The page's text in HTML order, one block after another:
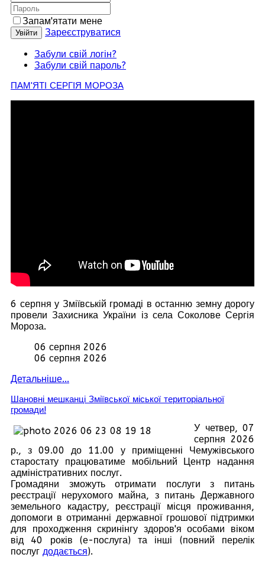
Запам'ятати мене
Увійти
Зареєструватися
Забули свій логін?
Забули свій пароль?
ПАМ'ЯТІ СЕРГІЯ МОРОЗА
6 серпня у Зміївській громаді в останню земну дорогу
провели Захисника України із села Соколове Сергія
Мороза.
06 серпня 2026
06 серпня 2026
Детальніше...
Шановні мешканці Зміївської міської територіальної
громади!
У четвер, 07
серпня 2026
р., з 09.00 до 11.00 у приміщенні Чемужівського
старостату працюватиме мобільний Центр надання
адміністративних послуг.
Громадяни зможуть отримати послуги з питань
реєстрації нерухомого майна, з питань Державного
земельного кадастру, реєстрації місця проживання,
допомоги в отриманні державної грошової підтримки
для проходження скринінгу здоров'я особами віком
від 40 років (е-послуга) та інші (повний перелік
послуг додається).